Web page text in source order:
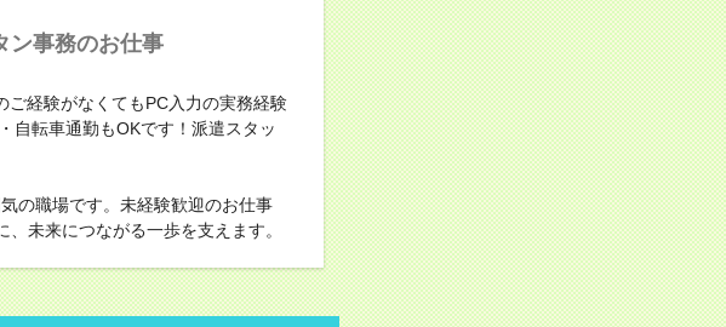
事務のお仕事
経験がなくてもPC入力の実務経験
自転車通勤もOKです！派遣スタッ
の職場です。未経験歓迎のお仕事
未来につながる一歩を支えます。